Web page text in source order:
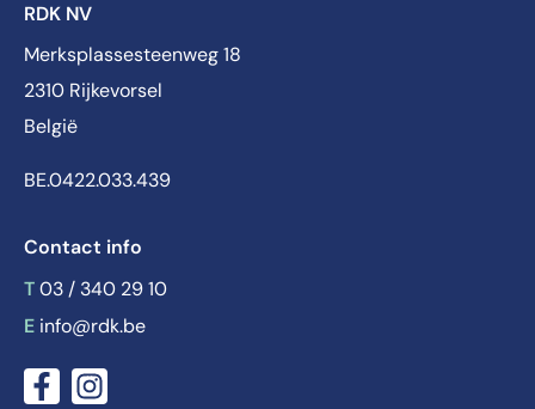
RDK NV
Merksplassesteenweg 18
2310 Rijkevorsel
België
BE.0422.033.439
Contact info
T 03 / 340 29 10
E info@rdk.be